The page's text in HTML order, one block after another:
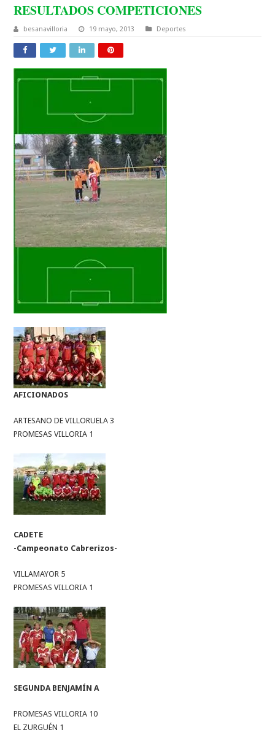
RESULTADOS COMPETICIONES
besanavilloria 19 mayo, 2013 Deportes
AFICIONADOS
ARTESANO DE VILLORUELA 3
PROMESAS VILLORIA 1
CADETE
-Campeonato Cabrerizos-
VILLAMAYOR 5
PROMESAS VILLORIA 1
SEGUNDA BENJAMÍN A
PROMESAS VILLORIA 10
EL ZURGUÉN 1